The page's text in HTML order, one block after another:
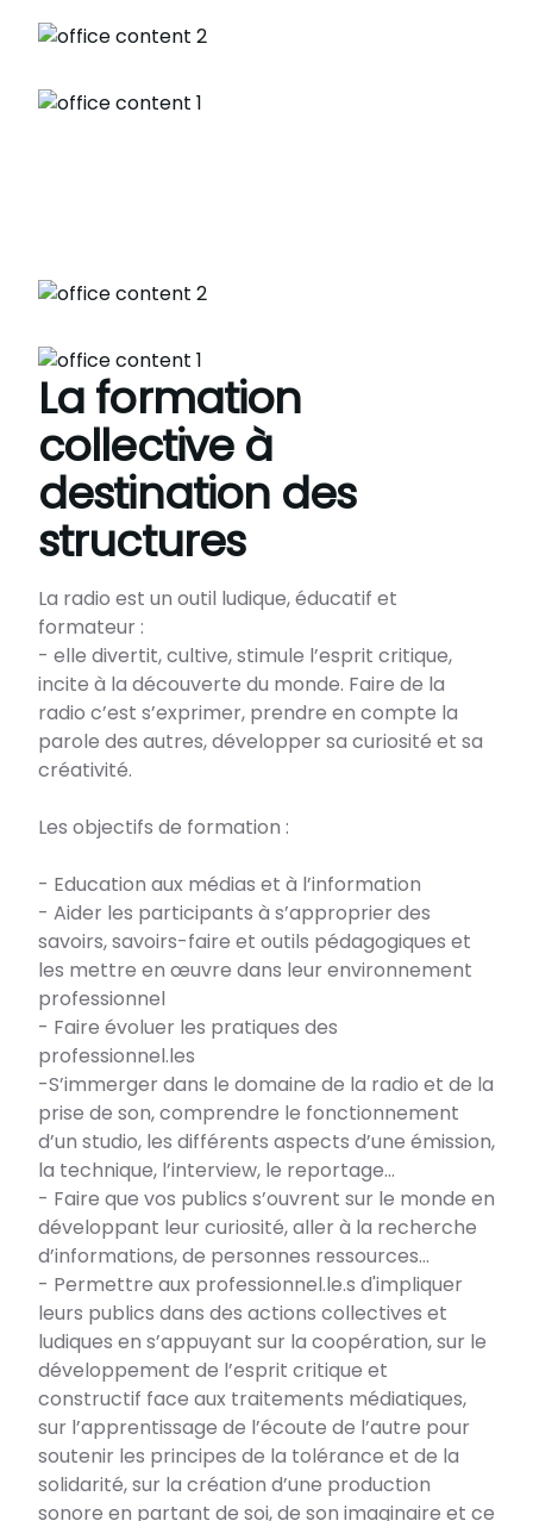
La formation
collective à
destination des
structures
La radio est un outil ludique, éducatif et
formateur :
- elle divertit, cultive, stimule l’esprit critique,
incite à la découverte du monde. Faire de la
radio c’est s’exprimer, prendre en compte la
parole des autres, développer sa curiosité et sa
créativité.
Les objectifs de formation :
- Education aux médias et à l’information
- Aider les participants à s’approprier des
savoirs, savoirs-faire et outils pédagogiques et
les mettre en œuvre dans leur environnement
professionnel
- Faire évoluer les pratiques des
professionnel.les
-S’immerger dans le domaine de la radio et de la
prise de son, comprendre le fonctionnement
d’un studio, les différents aspects d’une émission,
la technique, l’interview, le reportage…
- Faire que vos publics s’ouvrent sur le monde en
développant leur curiosité, aller à la recherche
d’informations, de personnes ressources…
- Permettre aux professionnel.le.s d'impliquer
leurs publics dans des actions collectives et
ludiques en s’appuyant sur la coopération, sur le
développement de l’esprit critique et
constructif face aux traitements médiatiques,
sur l’apprentissage de l’écoute de l’autre pour
soutenir les principes de la tolérance et de la
solidarité, sur la création d’une production
sonore en partant de soi, de son imaginaire et ce